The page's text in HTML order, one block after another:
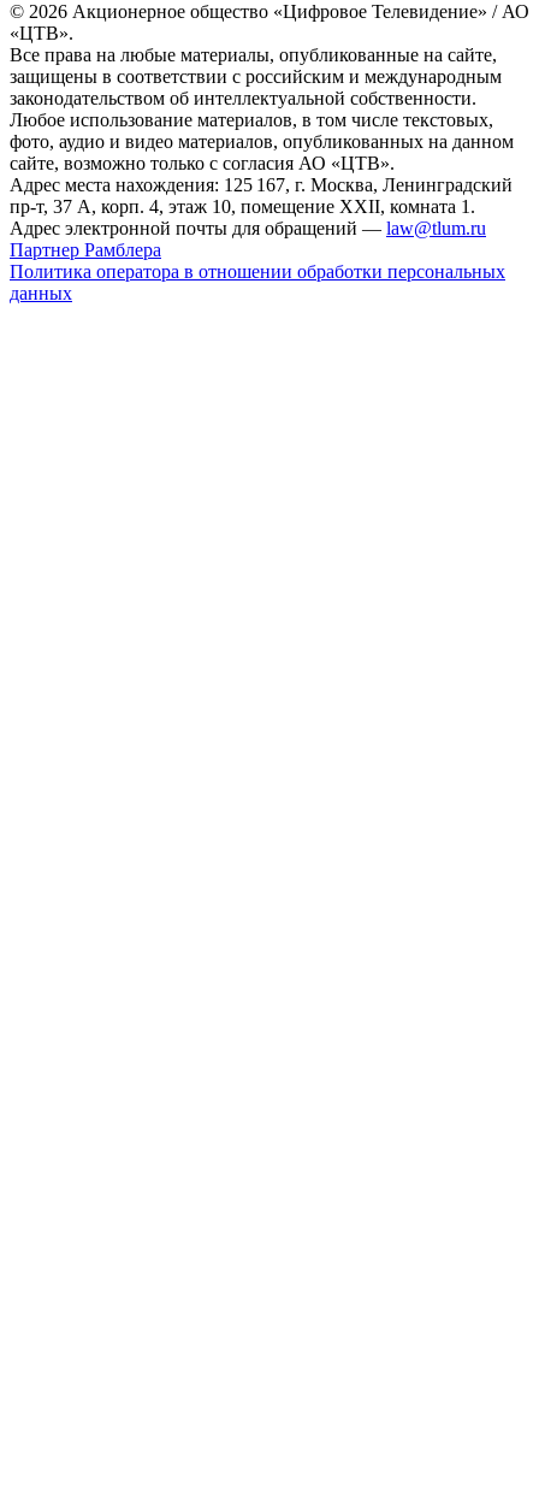
© 2026 Акционерное общество «Цифровое Телевидение» / АО
«ЦТВ».
Все права на любые материалы, опубликованные на сайте,
защищены в соответствии с российским и международным
законодательством об интеллектуальной собственности.
Любое использование материалов, в том числе текстовых,
фото, аудио и видео материалов, опубликованных на данном
сайте, возможно только с согласия АО «ЦТВ».
Адрес места нахождения: 125 167, г. Москва, Ленинградский
пр-т, 37 А, корп. 4, этаж 10, помещение XXII, комната 1.
Адрес электронной почты для обращений — law@tlum.ru
Партнер Рамблера
Политика оператора в отношении обработки персональных
данных